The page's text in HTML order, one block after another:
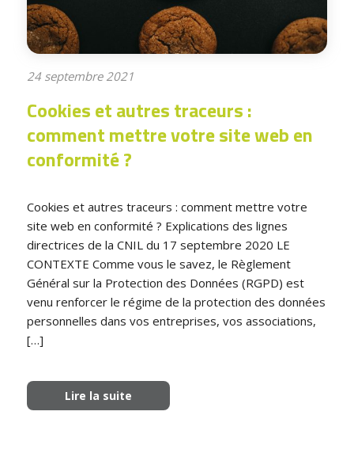
24 septembre 2021
Cookies et autres traceurs :
comment mettre votre site web en
conformité ?
Cookies et autres traceurs : comment mettre votre
site web en conformité ? Explications des lignes
directrices de la CNIL du 17 septembre 2020 LE
CONTEXTE Comme vous le savez, le Règlement
Général sur la Protection des Données (RGPD) est
venu renforcer le régime de la protection des données
personnelles dans vos entreprises, vos associations,
[…]
Lire la suite